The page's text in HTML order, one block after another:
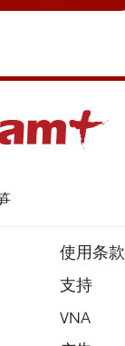
使用条款
支持
VNA